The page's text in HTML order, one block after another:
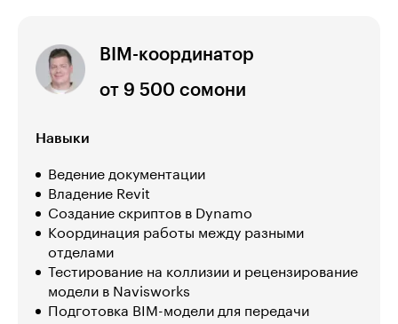
BIM-координатор
от 9 500 сомони
Навыки
Ведение документации
Владение Revit
Создание скриптов в Dynamo
Координация работы между разными
отделами
Тестирование на коллизии и рецензирование
модели в Navisworks
Подготовка BIM-модели для передачи